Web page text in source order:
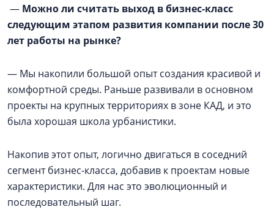
— Можно ли считать выход в бизнес-класс
следующим этапом развития компании после 30
лет работы на рынке?
— Мы накопили большой опыт создания красивой и
комфортной среды. Раньше развивали в основном
проекты на крупных территориях в зоне КАД, и это
была хорошая школа урбанистики.
Накопив этот опыт, логично двигаться в соседний
сегмент бизнес-класса, добавив к проектам новые
характеристики. Для нас это эволюционный и
последовательный шаг.